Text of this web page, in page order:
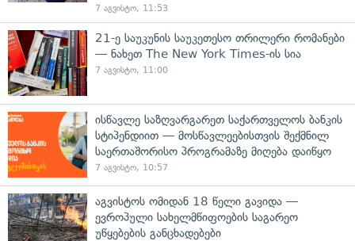
7 აგვისტო, 11:53
21-ე საუკუნის საუკეთესო თრილერი რომანები
— ნახეთ The New York Times-ის სია
7 აგვისტო, 11:00
ისწავლე საზღვარგარეთ საქართველოს ბანკის
სტიპენდიით — მოსწავლეებისთვის შექმნილ
საერთაშორისო პროგრამაზე მიღება დაიწყო
7 აგვისტო, 10:57
აგვისტოს ომიდან 18 წელი გავიდა —
ევროპული სახელმწიფოების საგარეო
უწყებების განცხადებები